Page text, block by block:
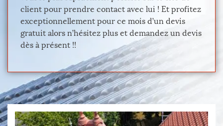
client pour prendre contact avec lui ! Et profitez
exceptionnellement pour ce mois d’un devis
gratuit alors n’hésitez plus et demandez un devis
dès à présent !!